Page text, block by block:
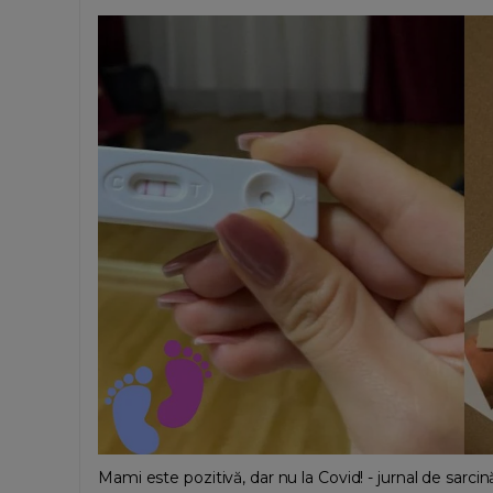
Mami este pozitivă, dar nu la Covid! - jurnal de